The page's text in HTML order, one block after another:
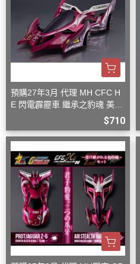
預購27年3月 代理 MH CFC H
E 閃電霹靂車 繼承之豹魂 美洲
$710